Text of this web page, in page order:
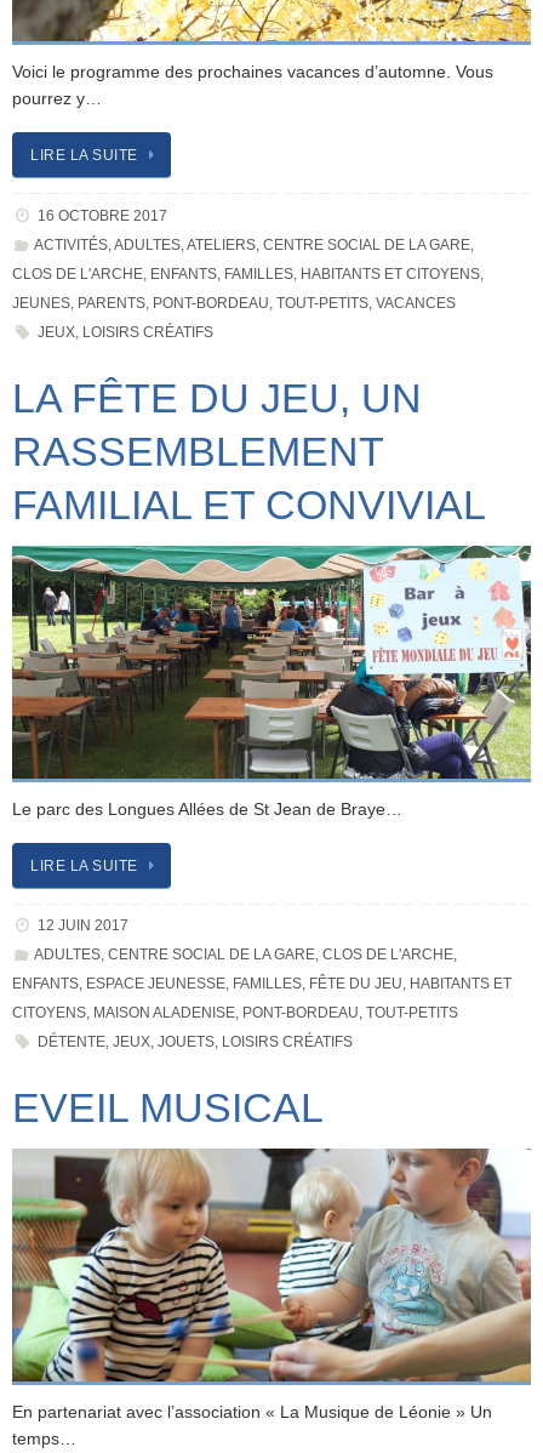
Voici le programme des prochaines vacances d’automne. Vous
pourrez y…
LIRE LA SUITE
16 OCTOBRE 2017
ACTIVITÉS, ADULTES, ATELIERS, CENTRE SOCIAL DE LA GARE,
CLOS DE L'ARCHE ENFANTS FAMILLES HABITANTS ET CITOYENS
JEUNES PARENTS PONT-BORDEAU TOUT-PETITS VACANCES
JEUX, LOISIRS CRÉATIFS
LA FÊTE DU JEU, UN
RASSEMBLEMENT
FAMILIAL ET CONVIVIAL
Le parc des Longues Allées de St Jean de Braye…
LIRE LA SUITE
12 JUIN 2017
ADULTES, CENTRE SOCIAL DE LA GARE, CLOS DE L'ARCHE,
ENFANTS, ESPACE JEUNESSE, FAMILLES, FÊTE DU JEU, HABITANTS ET
CITOYENS, MAISON ALADENISE, PONT-BORDEAU, TOUT-PETITS
DÉTENTE, JEUX, JOUETS, LOISIRS CRÉATIFS
EVEIL MUSICAL
En partenariat avec l’association « La Musique de Léonie » Un
temps…